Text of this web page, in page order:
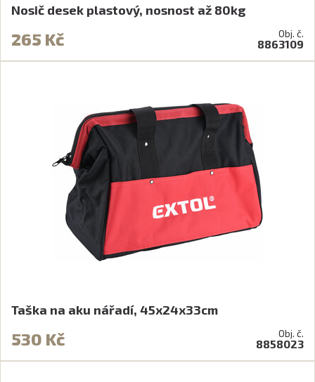
Nosič desek plastový, nosnost až 80kg
265 Kč Obj. č.
8863109
Taška na aku nářadí, 45x24x33cm
530 Kč Obj. č.
8858023